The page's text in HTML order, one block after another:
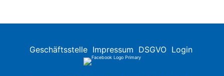
Geschäftsstelle Impressum DSGVO Login